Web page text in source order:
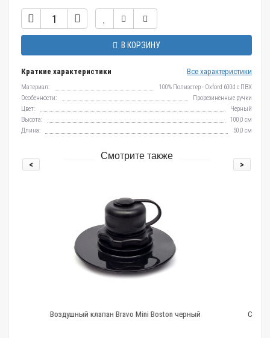
В КОРЗИНУ
Краткие характеристики Все характеристики
Материал:
100% Полиэстер - Oxford 600d c ПВХ
Особенности:
Прорезиненные ручки
Цвет:
Черный
Высота:
100,0 см
Длина:
50,0 см
Смотрите также
Bravo Mini Boston черный
Сумка, чехол для переноски
< >